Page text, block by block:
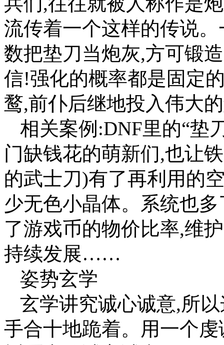
流传着一个这样的传说
数把垫刀当炮灰,方可锻
信!强化的概率都是固定
鹜,前仆后继地投入伟大
相关案例:DNF里的“垫
门缺钱花的萌新们,也让
的武士刀)有了再利用的
少无色小晶体。系统也
了游戏币的物价比率,维
持续发展……
姿势玄学
玄学讲究诚心诚意,所
手合十地跪着。用一个